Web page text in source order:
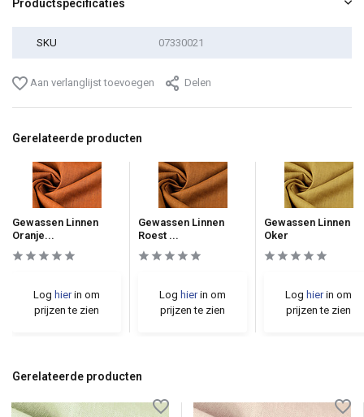
Productspecificaties
SKU 07330021
Aan verlanglijst toevoegen Delen
Gerelateerde producten
Gewassen Linnen
Oranje...
Log hierin om
prijzen te zien
Gewassen Linnen
Roest ...
Log hierin om
prijzen te zien
Gewassen Linnen
Oker
Log hierin om
prijzen te zien
Gerelateerde producten